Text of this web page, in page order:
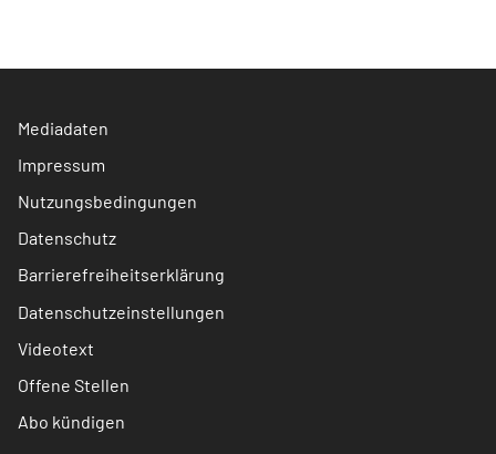
Mediadaten
Impressum
Nutzungsbedingungen
Datenschutz
Barrierefreiheitserklärung
Datenschutzeinstellungen
Videotext
Offene Stellen
Abo kündigen